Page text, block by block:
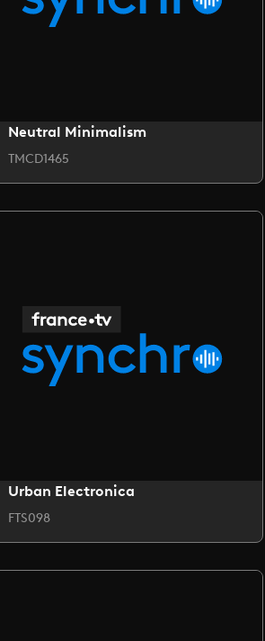
Neutral Minimalism
TMCD1465
Urban Electronica
FTS098